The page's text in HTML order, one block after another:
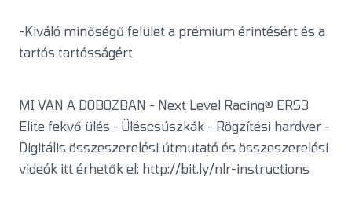
-Kiváló minőségű felület a prémium érintésért és a
tartós tartósságért
MI VAN A DOBOZBAN - Next Level Racing® ERS3
Elite fekvő ülés - Üléscsúszkák - Rögzítési hardver -
Digitális összeszerelési útmutató és összeszerelési
videók itt érhetők el: http://bit.ly/nlr-instructions